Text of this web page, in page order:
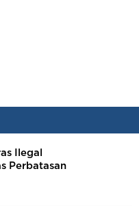
Ilegal
Perbatasan